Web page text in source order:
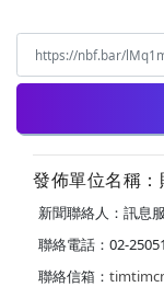
發佈單位名稱
新聞聯絡人：訊息
聯絡電話：02-
聯絡信箱：